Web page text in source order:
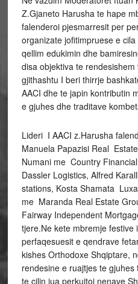
Z.Gjaneto Harusha te hape
falenderoi pjesmarresit per
organizate jofitimpruese e
qellim edukimin dhe
disa objektiva te
gjithashtu I beri thirrje
AACI dhe te japin kontributin
e gjuhes dhe traditave
Lideri I AACI z.Harusha
Manuela Papazisi Real
Numani me Country
Dassler Logistics, Alfred
stations, Kosta Shamata
me Maranda Real Estate
Fairway Independent
tjere.Ne kete mbremje festive
perfaqesuesit e qendrave
kishes Orthodoxe Shqiptare,
rendesine e ruajtjes te
te cilin jua perkujtoi nenave